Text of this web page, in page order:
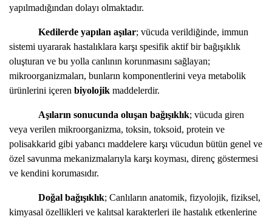
yapılmadığından dolayı olmaktadır.
Kedilerde yapılan aşılar; vücuda verildiğinde, immun
sistemi uyararak hastalıklara karşı spesifik aktif bir bağışıklık
oluşturan ve bu yolla canlının korunmasını sağlayan;
mikroorganizmaları, bunların komponentlerini veya metabolik
ürünlerini içeren biyolojik maddelerdir.
Aşıların sonucunda oluşan bağışıklık; vücuda giren
veya verilen mikroorganizma, toksin, toksoid, protein ve
polisakkarid gibi yabancı maddelere karşı vücudun bütün genel ve
özel savunma mekanizmalarıyla karşı koyması, direnç göstermesi
ve kendini korumasıdır.
Doğal bağışıklık; Canlıların anatomik, fizyolojik, fiziksel,
kimyasal özellikleri ve kalıtsal karakterleri ile hastalık etkenlerine